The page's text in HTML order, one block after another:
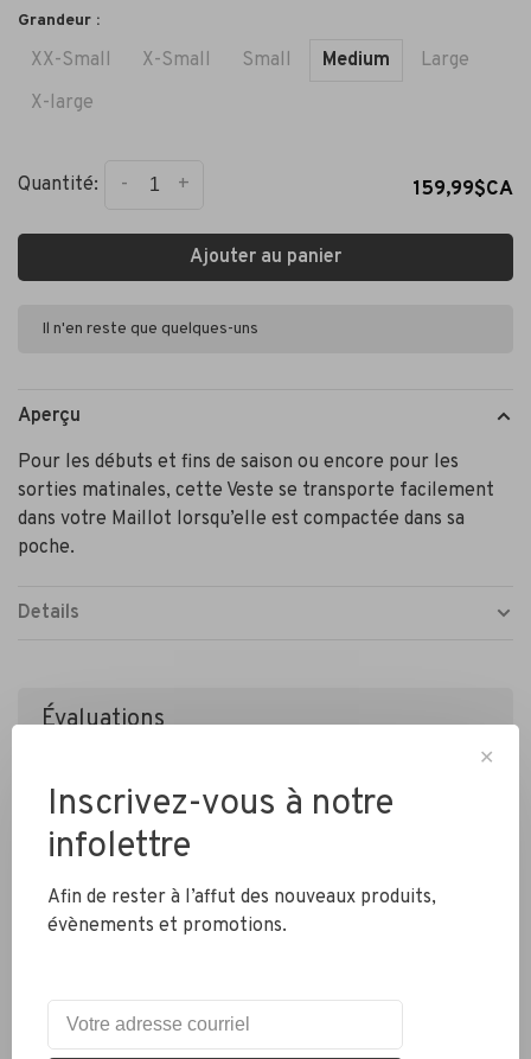
Grandeur :
XX-Small X-Small Small Medium
Large
X-large
Quantité: +
- 159,99$CA
Ajouter au panier
Il n'en reste que quelques-uns
Aperçu
Pour les débuts et fins de saison ou encore pour les
sorties matinales, cette Veste se transporte facilement
dans votre Maillot lorsqu’elle est compactée dans sa
poche.
Details
Évaluations
Ajouter un avis
Livraison partout au Canada
✕
Inscrivez-vous à notre
infolettre
Afin de rester à l’affut des nouveaux produits,
évènements et promotions.